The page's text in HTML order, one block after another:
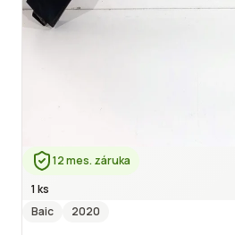
12 mes. záruka
1 ks
Baic
2020